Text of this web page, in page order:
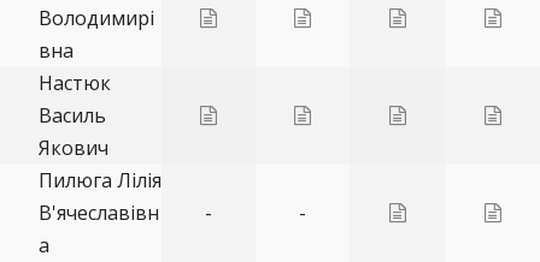
Володимирі
вна
Настюк
Василь
Якович
Пилюга Лілія
В'ячеславівн
а
- -